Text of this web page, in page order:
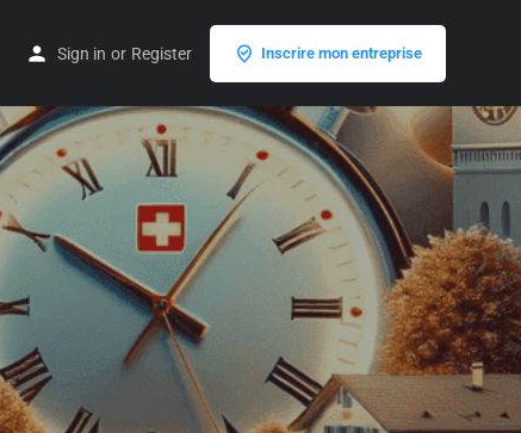
Sign in or Register Inscrire mon entreprise